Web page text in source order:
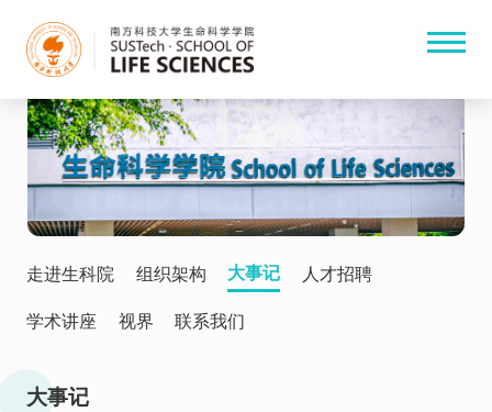
走进生科院 组织架构 大事记
人才招聘
学术讲座
视界 联系我们
大事记